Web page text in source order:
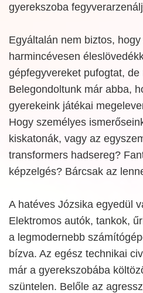
gyerekszoba
Egyáltalán nem biztos,
harmincévesen
gépfegyvereket pufogtat,
Belegondoltunk már abba,
gyerekeink játékai
Hogy személyes
kiskatonák, vagy az
transformers hadsereg?
képzelgés? Bárcsak az
A hatéves Józsika egyedül
Elektromos autók, tankok,
a legmodernebb
bízva. Az egész technikai
már a gyerekszobába
szüntelen. Belőle az